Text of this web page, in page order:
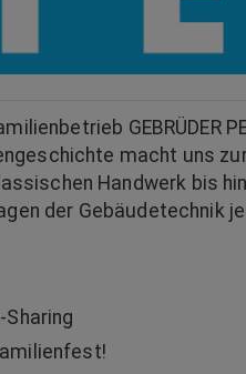
GEBRÜDER
macht uns
Handwerk bis
der Gebäudetechnik